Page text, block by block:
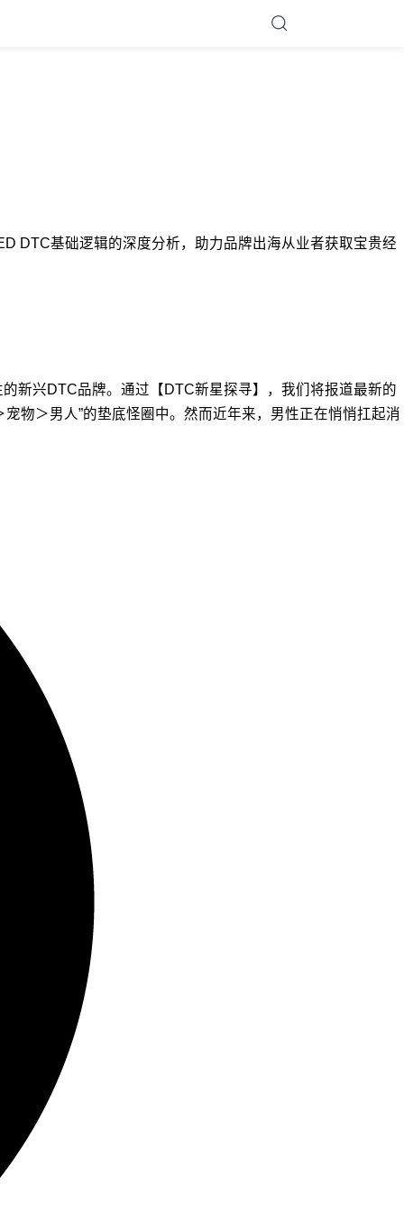
DTC基础逻辑的深度分析，助力品牌出海从业者获取宝贵经
新兴DTC品牌。通过【DTC新星探寻】，我们将报道最新的
物＞男人”的垫底怪圈中。然而近年来，男性正在悄悄扛起消